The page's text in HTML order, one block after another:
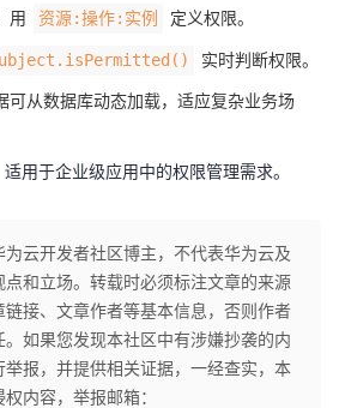
用 资源:操作:实例 定义权限。
实时判断权限。
可从数据库动态加载，适应复杂业务场
用于企业级应用中的权限管理需求。
为云开发者社区博主，不代表华为云及
和立场。转载时必须标注文章的来源
链接、文章作者等基本信息，否则作者
如果您发现本社区中有涉嫌抄袭的内
报，并提供相关证据，一经查实，本
内容，举报邮箱：